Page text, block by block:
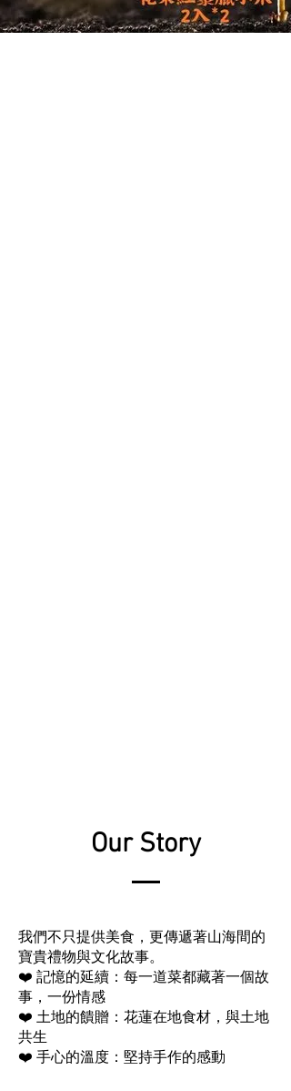
Our Story
我們不只提供美食，更傳遞著山海間的
寶貴禮物與文化故事。
❤️ 記憶的延續：每一道菜都藏著一個故
事，一份情感
❤️ 土地的饋贈：花蓮在地食材，與土地
共生
❤️ 手心的溫度：堅持手作的感動